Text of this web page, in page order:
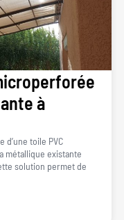
à
toile PVC
métallique existante
solution permet de